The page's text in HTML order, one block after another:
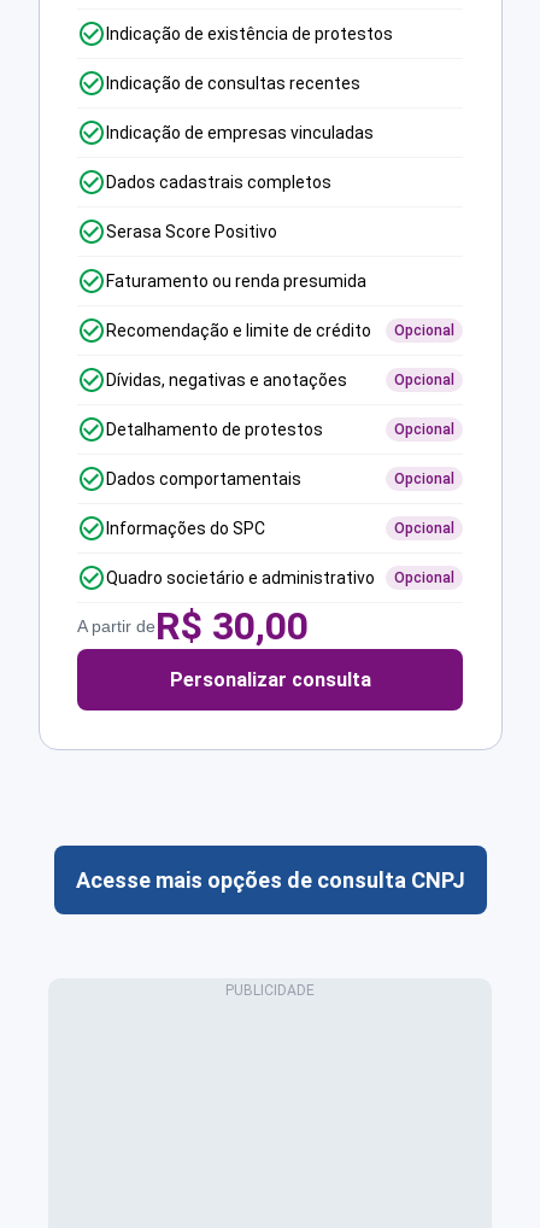
Indicação de existência de protestos
Indicação de consultas recentes
Indicação de empresas vinculadas
Dados cadastrais completos
Serasa Score Positivo
Faturamento ou renda presumida
Recomendação e limite de crédito Opcional
Dívidas, negativas e anotações Opcional
Detalhamento de protestos Opcional
Dados comportamentais Opcional
Informações do SPC Opcional
Quadro societário e administrativo Opcional
A partir deR$ 30,00
Personalizar consulta
Acesse mais opções de consulta CNPJ